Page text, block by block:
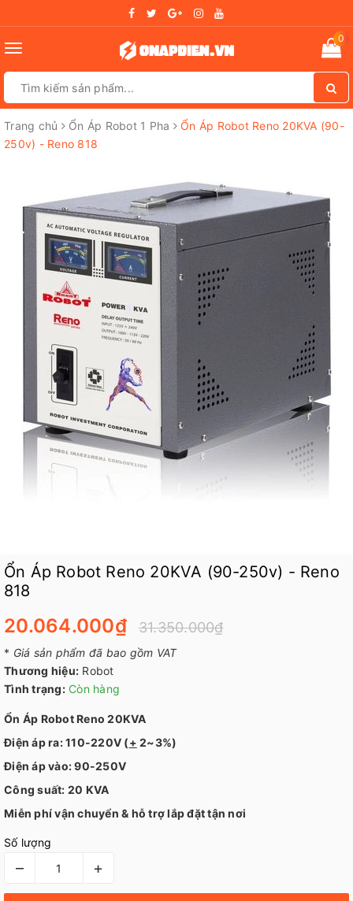
Toggle
0
Trang chủ Ổn Áp Robot 1 Pha
Ổn Áp Robot Reno 20KVA (90-
250v) - Reno 818
Ổn Áp Robot Reno 20KVA (90-250v) - Reno
818
20.064.000₫ 31.350.000₫
* Giá sản phẩm đã bao gồm VAT
Thương hiệu: Robot
Tình trạng: Còn hàng
Ổn Áp Robot Reno 20KVA
Điện áp ra: 110-220V (+ 2~3%)
Điện áp vào: 90-250V
Công suất: 20 KVA
Miễn phí vận chuyển & hỗ trợ lắp đặt tận nơi
Số lượng
– +